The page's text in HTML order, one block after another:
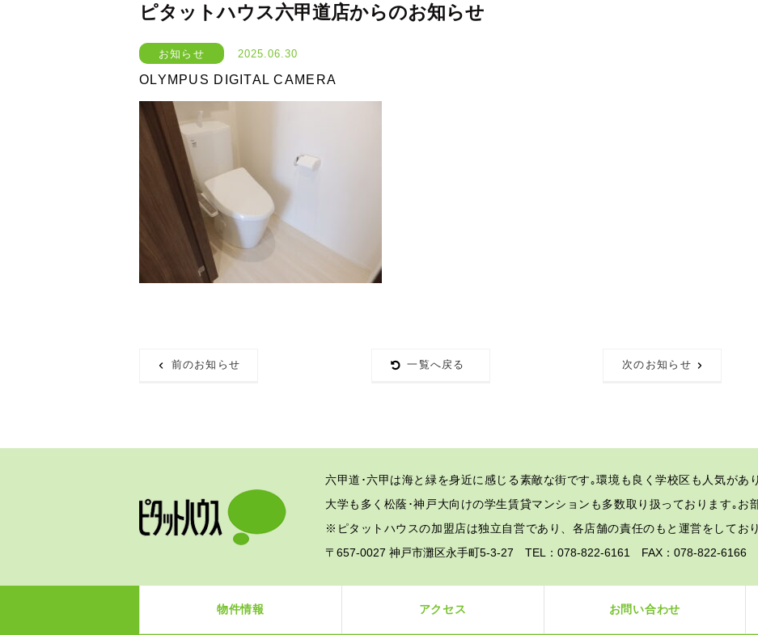
ピタットハウス六甲道店からのお知らせ
お知らせ 2025.06.30
OLYMPUS DIGITAL CAMERA
前のお知らせ 一覧へ戻る 次のお知らせ
六甲道･六甲は海と緑を身近に感じる素敵な街です｡環境も良く学校区も人気があ
大学も多く松蔭･神戸大向けの学生賃貸マンションも多数取り扱っております｡お
※ピタットハウスの加盟店は独立自営であり、各店舗の責任のもと運営をしており
〒657-0027 神戸市灘区永手町5-3-27 TEL：078-822-6161 FAX：078-822-6166
物件情報 アクセス お問い合わせ